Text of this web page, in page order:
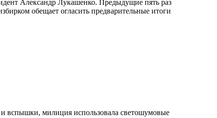
Александр Лукашенко. Предыдущие пять раз
обещает огласить предварительные итоги
вспышки, милиция использовала светошумовые